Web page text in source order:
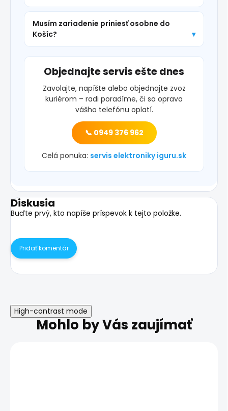
Musím zariadenie priniesť osobne do
Košíc?
Objednajte servis ešte dnes
Zavolajte, napíšte alebo objednajte zvoz
kuriérom – radi poradíme, či sa oprava
vášho telefónu oplatí.
📞 0949 376 962
Celá ponuka: servis elektroniky iguru.sk
Diskusia
Buďte prvý, kto napíše príspevok k tejto položke.
Pridať komentár
High-contrast mode
Mohlo by Vás zaujímať